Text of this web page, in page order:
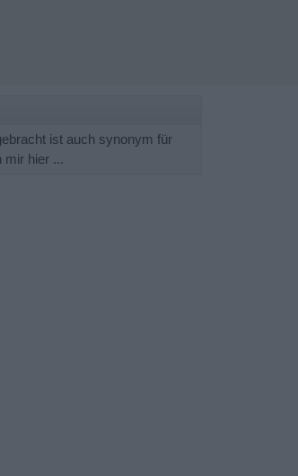
ist auch synonym für
mir hier ...